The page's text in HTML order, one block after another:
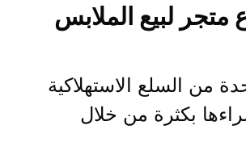
من السلع الاستهلاكية
بكثرة من خلال